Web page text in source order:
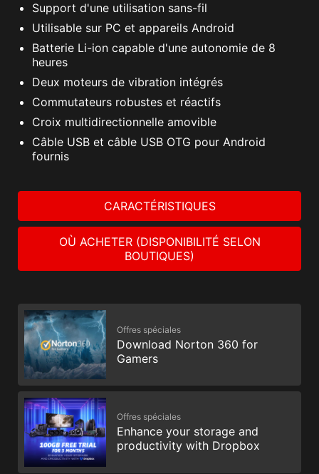
Support d'une utilisation sans-fil
Utilisable sur PC et appareils Android
Batterie Li-ion capable d'une autonomie de 8
heures
Deux moteurs de vibration intégrés
Commutateurs robustes et réactifs
Croix multidirectionnelle amovible
Câble USB et câble USB OTG pour Android
fournis
CARACTÉRISTIQUES
OÙ ACHETER (DISPONIBILITÉ SELON
BOUTIQUES)
Offres spéciales
Download Norton 360 for
Gamers
Offres spéciales
Enhance your storage and
productivity with Dropbox